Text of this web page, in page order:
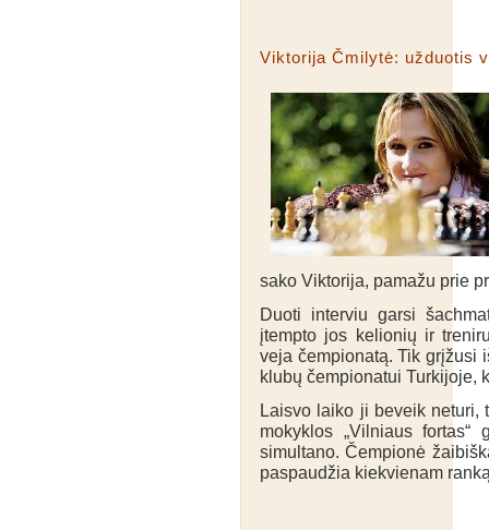
Viktorija Čmilytė: užduotis
sako Viktorija, pamažu prie
Duoti interviu garsi
įtempto jos kelionių ir
veja čempionatą. Tik grįžusi
klubų čempionatui Turkijoje,
Laisvo laiko ji beveik neturi,
mokyklos „Vilniaus
simultano. Čempionė
paspaudžia kiekvienam